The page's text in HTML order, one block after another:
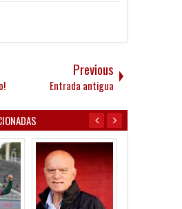
Previous
Entrada antigua